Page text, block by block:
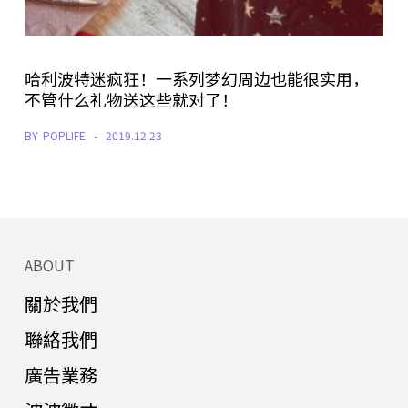
哈利波特迷疯狂！一系列梦幻周边也能很实用，
不管什么礼物送这些就对了！
BY POPLIFE 2019.12.23
ABOUT
關於我們
聯絡我們
廣告業務